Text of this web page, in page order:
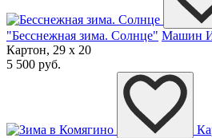
"Бесснежная зима. Солнце" Машин
Картон, 29 x 20
5 500 руб.